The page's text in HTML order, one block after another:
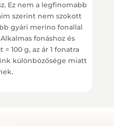
Ez nem a legfinomabb
szerint nem szokott
gyári merino fonallal
fonáshoz és
100 g, az ár 1 fonatra
különbözősége miatt